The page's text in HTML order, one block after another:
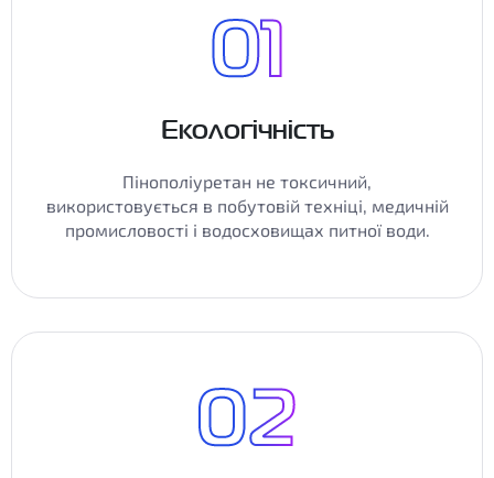
Екологічність
Пінополіуретан не токсичний,
використовується в побутовій техніці, медичній
промисловості і водосховищах питної води.